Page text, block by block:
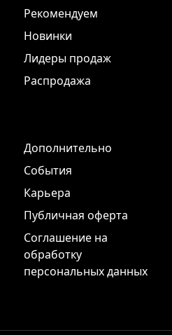
Рекомендуем
Новинки
Лидеры продаж
Распродажа
Дополнительно
События
Карьера
Публичная оферта
Соглашение на
обработку
персональных данных